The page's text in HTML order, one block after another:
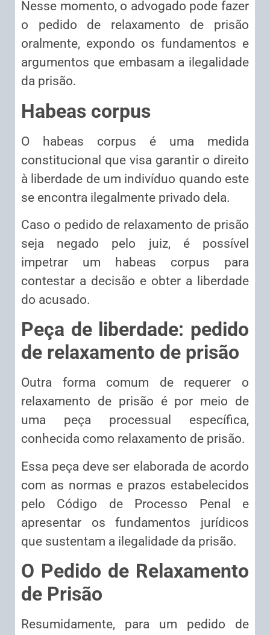
Nesse momento, o advogado pode fazer
o pedido de relaxamento de prisão
oralmente, expondo os fundamentos e
argumentos que embasam a ilegalidade
da prisão.
Habeas corpus
O habeas corpus é uma medida
constitucional que visa garantir o direito
à liberdade de um indivíduo quando este
se encontra ilegalmente privado dela.
Caso o pedido de relaxamento de prisão
seja negado pelo juiz, é possível
impetrar um habeas corpus para
contestar a decisão e obter a liberdade
do acusado.
Peça de liberdade: pedido
de relaxamento de prisão
Outra forma comum de requerer o
relaxamento de prisão é por meio de
uma peça processual específica,
conhecida como relaxamento de prisão.
Essa peça deve ser elaborada de acordo
com as normas e prazos estabelecidos
pelo Código de Processo Penal e
apresentar os fundamentos jurídicos
que sustentam a ilegalidade da prisão.
O Pedido de Relaxamento
de Prisão
Resumidamente, para um pedido de